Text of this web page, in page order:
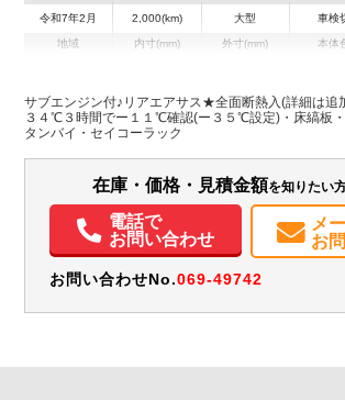
令和7年2月 2,000(km) 大型 車検
地域 内寸(mm)
H:2,390
外寸(mm) 本体
電動格納ミラー
ETC バックモニター メンテナンスノ
サブエンジン付♪リアエアサス★全面断熱入(詳細は追
３４℃３時間でー１１℃確認(ー３５℃設定)・床縞板
タンバイ・セイコーラック
在庫・価格・見積金額を知りたい
電話で
お問い合わせ
メ
お
お問い合わせNo.069-49742